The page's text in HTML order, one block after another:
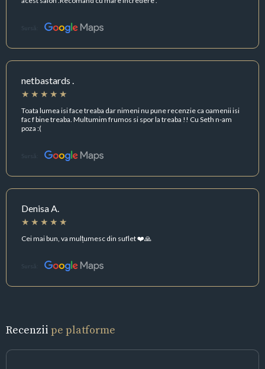
Sursă:
netbastards .
Toata lumea isi face treaba dar nimeni nu pune recenzie ca oamenii isi
fac f bine treaba. Multumim frumos si spor la treaba !! Cu Seth n-am
poza :(
Sursă:
Denisa A.
Cei mai bun, va mulțumesc din suflet ❤️🙏
Sursă:
Recenzii pe platforme